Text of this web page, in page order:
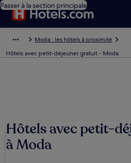
Passer à la section principale
Moda : les hôtels à proximité
Hôtels avec petit-déjeuner gratuit - Moda
Hôtels avec petit-
à Moda